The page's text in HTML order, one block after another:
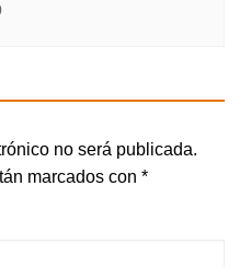
no será publicada.
marcados con *